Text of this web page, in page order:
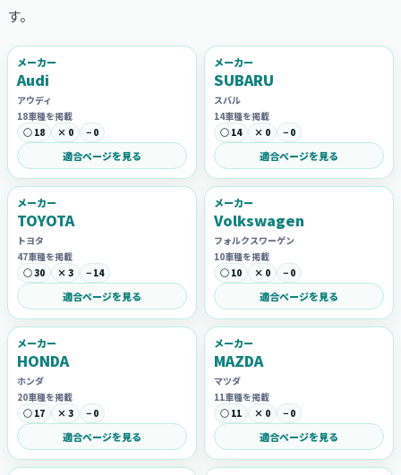
す。
メーカー
Audi
アウディ
18車種を掲載
○ 18
× 0 − 0
適合ページを見る
メーカー
SUBARU
スバル
14車種を掲載
○ 14
× 0 − 0
適合ページを見る
メーカー
TOYOTA
トヨタ
47車種を掲載
○ 30
× 3 − 14
適合ページを見る
メーカー
Volkswagen
フォルクスワーゲン
10車種を掲載
○ 10
× 0 − 0
適合ページを見る
メーカー
HONDA
ホンダ
20車種を掲載
○ 17
× 3 − 0
適合ページを見る
メーカー
MAZDA
マツダ
11車種を掲載
○ 11
× 0 − 0
適合ページを見る